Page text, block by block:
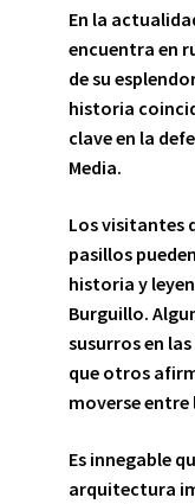
En la
encuentra en
de su
historia
clave en la
Media.
Los visitantes
pasillos
historia y
Burguillo.
susurros en
que otros
moverse entre
Es innegable
arquitectura